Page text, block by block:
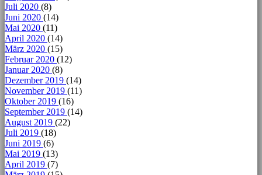
Juli 2020 (8)
Juni 2020 (14)
Mai 2020 (11)
April 2020 (14)
März 2020 (15)
Februar 2020 (12)
Januar 2020 (8)
Dezember 2019 (14)
November 2019 (11)
Oktober 2019 (16)
September 2019 (14)
August 2019 (22)
Juli 2019 (18)
Juni 2019 (6)
Mai 2019 (13)
April 2019 (7)